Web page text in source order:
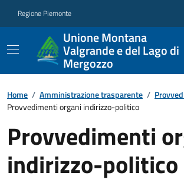
Regione Piemonte
Unione Montana
Valgrande e del Lago di
Mergozzo
Home / Amministrazione trasparente /
Provvedimenti organi indirizzo-politico
Provvedimenti
indirizzo-politico